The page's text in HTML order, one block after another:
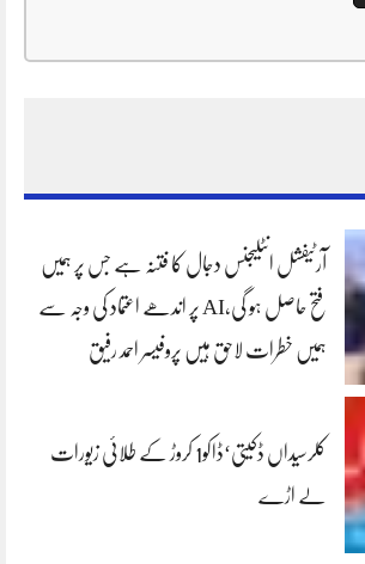
آرٹیفشل انٹلیجنس دجال کا فتنہ ہے جس پر ہمیں
فتح حاصل ہو گی،AI پر اندھے اعتماد کی وجہ سے
ہمیں خطرات لاحق ہیں پروفیسر احمد رفیق
کلرسیداں ڈکیتی‘ڈاکو1 کروڑ کے طلائی زیورات
لے اڑے